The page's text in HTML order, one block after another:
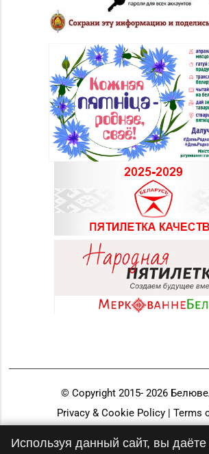
© Copyright 2015- 2026
Privacy & Cookie Policy | Terms
Используя данный сайт, вы даёте